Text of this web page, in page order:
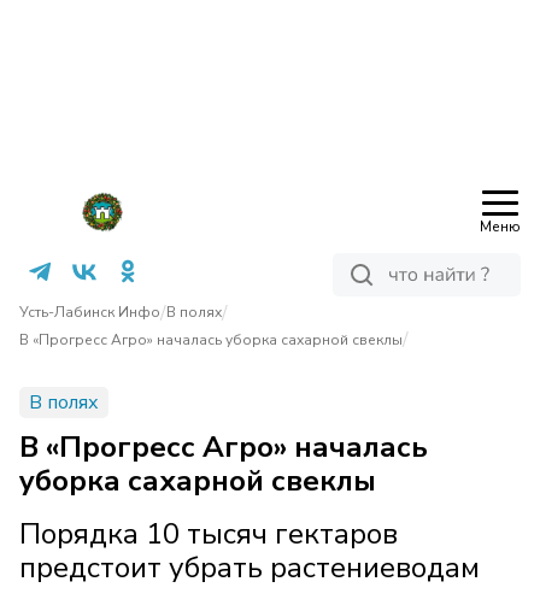
Меню
Усть-Лабинск Инфо/В полях/
В «Прогресс Агро» началась уборка сахарной свеклы/
В полях
В «Прогресс Агро» началась
уборка сахарной свеклы
Порядка 10 тысяч гектаров
предстоит убрать растениеводам